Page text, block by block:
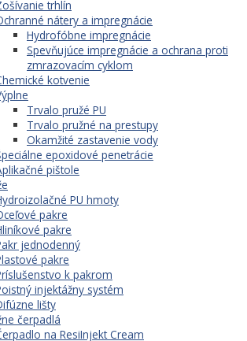
trhlín
nátery a impregnácie
Hydrofóbne impregnácie
Spevňujúce impregnácie a ochrana proti
zmrazovacím cyklom
kotvenie
Trvalo pružé PU
Trvalo pružné na prestupy
Okamžité zastavenie vody
epoxidové penetrácie
pištole
PU hmoty
pakre
pakre
jednodenný
pakre
k pakrom
injektážny systém
lišty
čerpadlá
na ResiInjekt Cream